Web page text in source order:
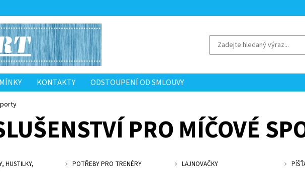
KONTAKTY ODSTOUPENÍ OD SMLOUVY
PRO MÍČOVÉ
HUSTILKY,
POTŘEBY PRO TRENÉRY LAJNOVAČKY